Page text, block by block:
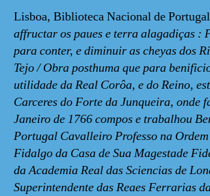
Lisboa, Biblioteca Nacional de
affructar os paues e terra alagadiças :
para conter, e diminuir as cheyas dos
Tejo / Obra posthuma que para
utilidade da Real Corôa, e do Reino,
Carceres do Forte da Junqueira, onde
Janeiro de 1766 compos e trabalhou
Portugal Cavalleiro Professo na
Fidalgo da Casa de Sua Magestade
da Academia Real das Sciencias de
Superintendente das Reaes Ferrarias